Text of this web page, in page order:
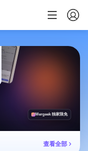
Mergeek 独家限免
查看全部